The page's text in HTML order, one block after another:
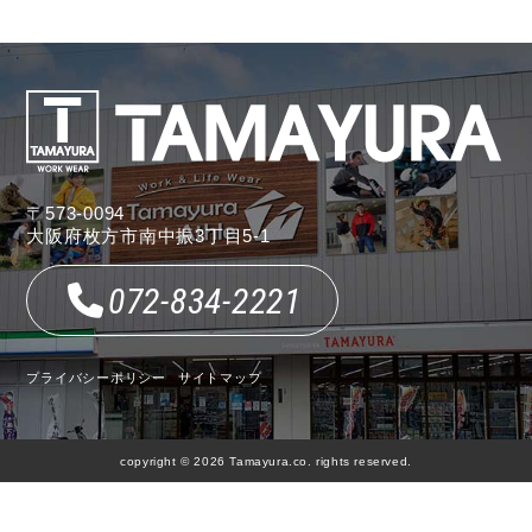
〒573-0094
大阪府枚方市南中振3丁目5-1
072-834-2221
プライバシーポリシー サイトマップ
copyright © 2026 Tamayura.co. rights reserved.